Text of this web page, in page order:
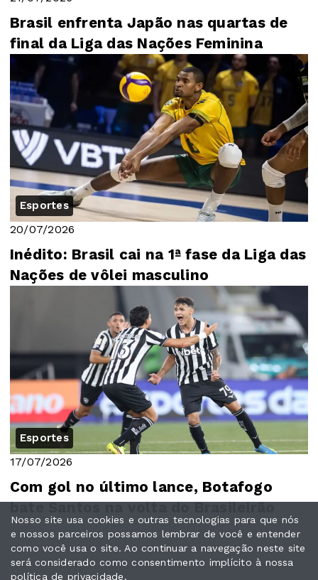
Brasil enfrenta Japão nas quartas de
final da Liga das Nações Feminina
Esportes
20/07/2026
Inédito: Brasil cai na 1ª fase da Liga das
Nações de vôlei masculino
Esportes
17/07/2026
Com gol no último lance, Botafogo
bate Santos na volta do Brasileirão
Nosso site usa cookies e outras tecnologias para que nós
e nossos parceiros possamos lembrar de você e entender
como você usa o site. Ao continuar a navegação neste site
será considerado como consentimento implícito à nossa
política de privacidade.